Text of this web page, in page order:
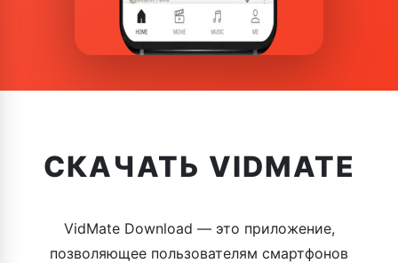
СКАЧАТЬ VIDMATE
VidMate Download — это приложение,
позволяющее пользователям смартфонов